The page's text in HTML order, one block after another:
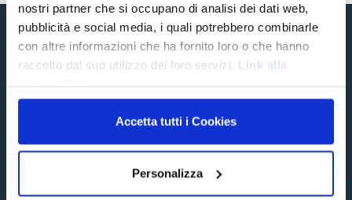
nostri partner che si occupano di analisi dei dati web,
pubblicità e social media, i quali potrebbero combinarle
con altre informazioni che ha fornito loro o che hanno
raccolto dal suo utilizzo dei loro servizi. Link alla
Accetta tutti i Cookies
Personalizza
CONTATTI